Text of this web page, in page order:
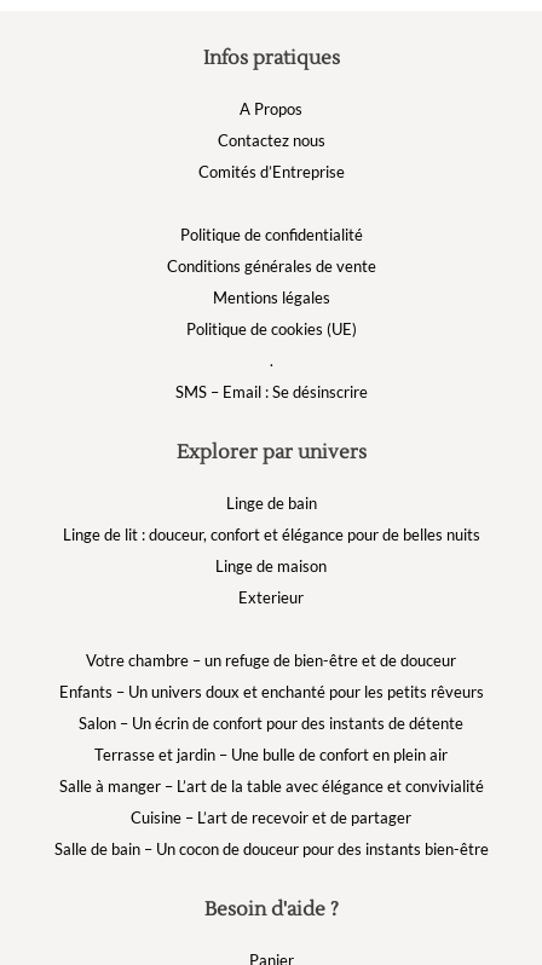
Besoin d'aide ?
Panier
Infos pratiques
A Propos
Contactez nous
Comités d’Entreprise
Politique de confidentialité
Conditions générales de vente
Mentions légales
Politique de cookies (UE)
.
SMS – Email : Se désinscrire
Explorer par univers
Linge de bain
Linge de lit : douceur, confort et élégance pour de belles nuits
Linge de maison
Exterieur
Votre chambre – un refuge de bien-être et de douceur
Enfants – Un univers doux et enchanté pour les petits rêveurs
Salon – Un écrin de confort pour des instants de détente
Terrasse et jardin – Une bulle de confort en plein air
Salle à manger – L’art de la table avec élégance et convivialité
Cuisine – L’art de recevoir et de partager
Salle de bain – Un cocon de douceur pour des instants bien-être